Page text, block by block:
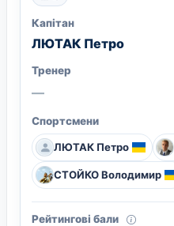
Капітан
ЛЮТАК Петро
Тренер
—
Спортсмени
ЛЮТАК Петро
СТОЙКО Володимир
Рейтингові бали